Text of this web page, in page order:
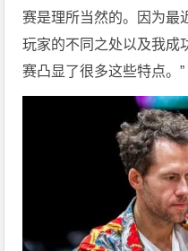
赛是理所当然的。因为最
玩家的不同之处以及我成
赛凸显了很多这些特点。”